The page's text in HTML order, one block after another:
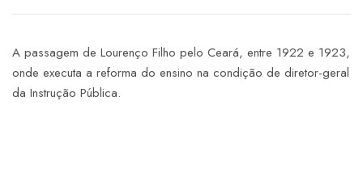
A passagem de Lourenço Filho pelo Ceará, entre 1922 e 1923,
onde executa a reforma do ensino na condição de diretor-geral
da Instrução Pública.